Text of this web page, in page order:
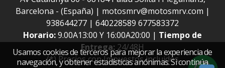
Barcelona - (España) | motosmrv@motosmrv.com |
938644277 | 640228589 677583372
Horario:9.00A13:00 Y 16:00A20:00 | Tiempo de
Entrega: 24/48H
(*) Precios con Impuestos incluidos
Usamos cookies de terceros para mejorar la experiencia de
navegación, y obtener estadísticas anónimas. Si continúa